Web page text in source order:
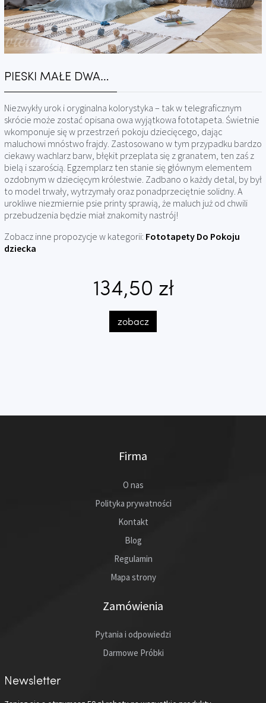
PIESKI MAŁE DWA…
Niezwykły urok i oryginalna kolorystyka – tak w telegraficznym
skrócie może zostać opisana owa wyjątkowa fototapeta. Świetnie
wkomponuje się w przestrzeń pokoju dziecięcego, dając
maluchowi mnóstwo frajdy. Zastosowano w tym przypadku bardzo
ciekawy wachlarz barw, błękit przeplata się z granatem, ten zaś z
bielą i szarością. Egzemplarz ten stanie się głównym elementem
ozdobnym w dziecięcym królestwie. Zadbano o każdy detal, by był
to model trwały, wytrzymały oraz ponadprzeciętnie solidny. A
urokliwe niezmiernie psie printy sprawią, że maluch już od chwili
przebudzenia będzie miał znakomity nastrój!
Zobacz inne propozycje w kategorii: Fototapety Do Pokoju
dziecka
134,50 zł
zobacz
Firma
O nas
Polityka prywatności
Kontakt
Blog
Regulamin
Mapa strony
Zamówienia
Pytania i odpowiedzi
Darmowe Próbki
Newsletter